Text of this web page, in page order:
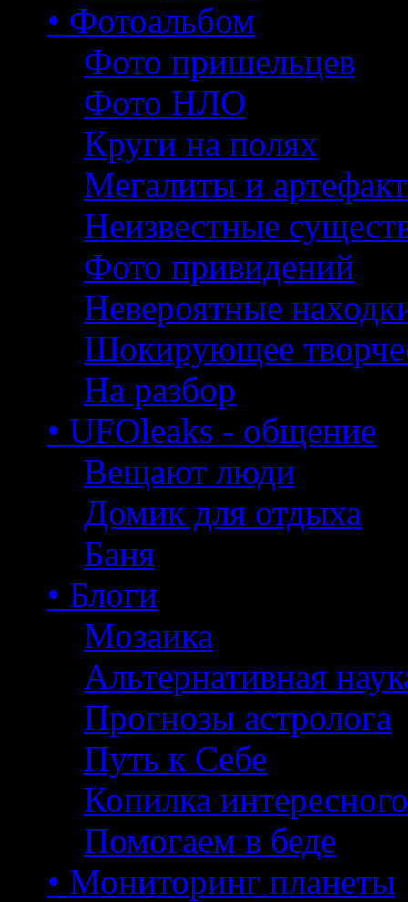
• Фотоальбом
Фото пришельцев
Фото НЛО
Круги на полях
Мегалиты и
Неизвестные
Фото привидений
Невероятные
Шокирующее
На разбор
• UFOleaks - общение
Вещают люди
Домик для отдыха
Баня
• Блоги
Мозаика
Альтернативная
Прогнозы астролога
Путь к Себе
Копилка интересного
Помогаем в беде
• Мониторинг планеты